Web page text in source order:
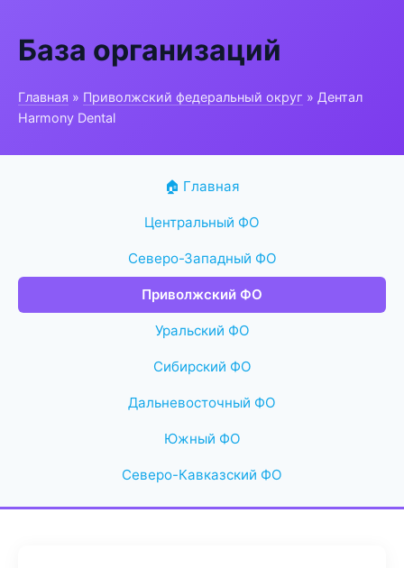
База организаций
Главная » Приволжский федеральный округ » Дентал
Harmony Dental
🏠 Главная
Центральный ФО
Северо-Западный ФО
Приволжский ФО
Уральский ФО
Сибирский ФО
Дальневосточный ФО
Южный ФО
Северо-Кавказский ФО